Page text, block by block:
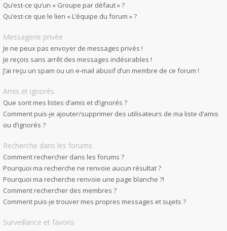
Qu’est-ce qu’un « Groupe par défaut » ?
Qu’est-ce que le lien « L’équipe du forum » ?
Messagerie privée
Je ne peux pas envoyer de messages privés !
Je reçois sans arrêt des messages indésirables !
J’ai reçu un spam ou un e-mail abusif d’un membre de ce forum !
Amis et ignorés
Que sont mes listes d’amis et d’ignorés ?
Comment puis-je ajouter/supprimer des utilisateurs de ma liste d’amis
ou d’ignorés ?
Recherche dans les forums
Comment rechercher dans les forums ?
Pourquoi ma recherche ne renvoie aucun résultat ?
Pourquoi ma recherche renvoie une page blanche ?!
Comment rechercher des membres ?
Comment puis-je trouver mes propres messages et sujets ?
Surveillance et favoris